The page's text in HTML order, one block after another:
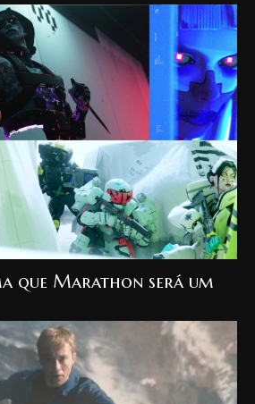
que Marathon será um